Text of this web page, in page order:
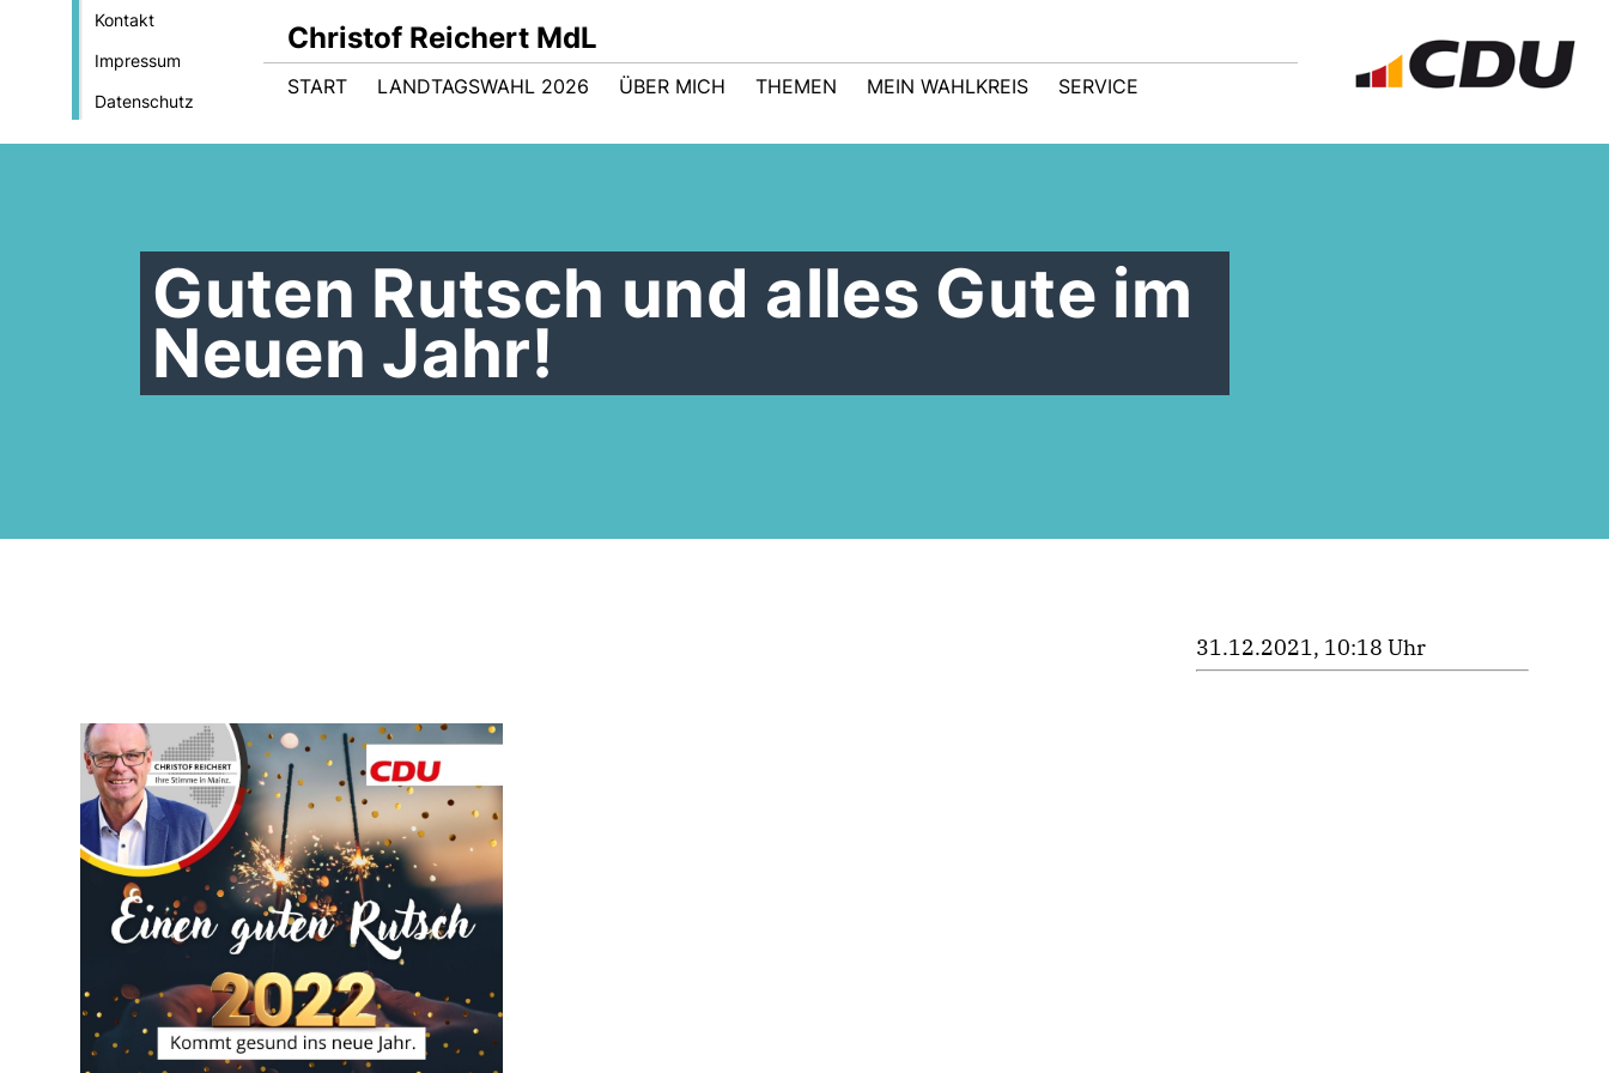
Kontakt
Impressum
Datenschutz
Christof Reichert MdL
START LANDTAGSWAHL 2026 ÜBER MICH THEMEN MEIN WAHLKREIS SERVICE
Guten Rutsch und alles Gute im
Neuen Jahr!
31.12.2021, 10:18 Uhr